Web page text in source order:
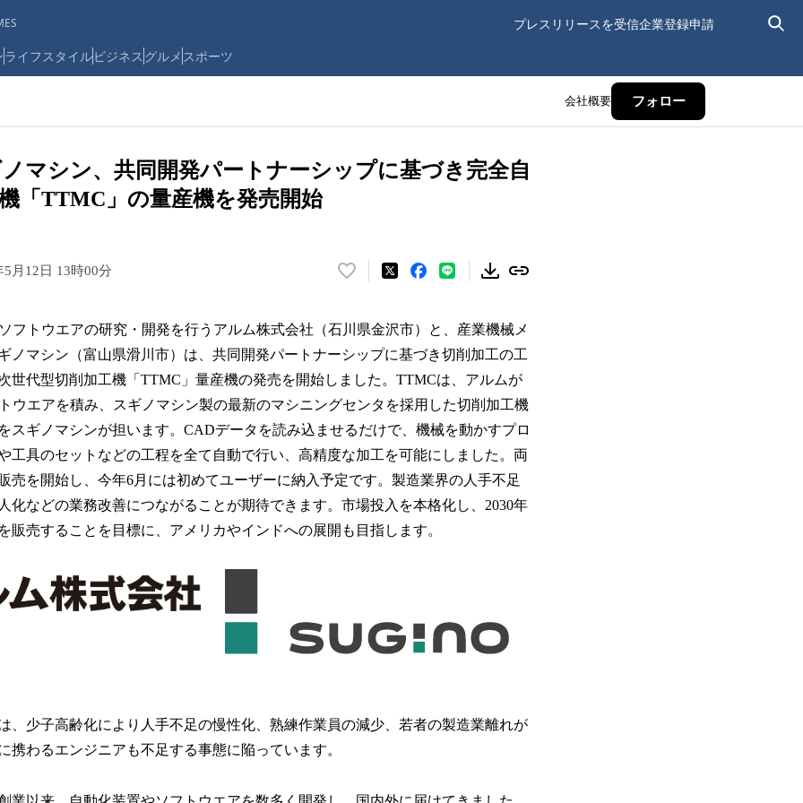
プレスリリースを受信企業登録申請
ライフスタイルビジネス グルメ スポーツ
会社概要 フォロー
マシン、共同開発パートナーシップに基づき完全自
「TTMC」の量産機を発売開始
5月12日 13時00分
い
！
数
を
読
み
込
み
中
で
す
フトウエアの研究・開発を行うアルム株式会社（石川県金沢市）と、産業機械メ
ノマシン（富山県滑川市）は、共同開発パートナーシップに基づき切削加工の工
世代型切削加工機「TTMC」量産機の発売を開始しました。TTMCは、アルムが
ウエアを積み、スギノマシン製の最新のマシニングセンタを採用した切削加工機
スギノマシンが担います。CADデータを読み込ませるだけで、機械を動かすプロ
工具のセットなどの工程を全て自動で行い、高精度な加工を可能にしました。両
売を開始し、今年6月には初めてユーザーに納入予定です。製造業界の人手不足
化などの業務改善につながることが期待できます。市場投入を本格化し、2030年
販売することを目標に、アメリカやインドへの展開も目指します。
少子高齢化により人手不足の慢性化、熟練作業員の減少、若者の製造業離れが
携わるエンジニアも不足する事態に陥っています。